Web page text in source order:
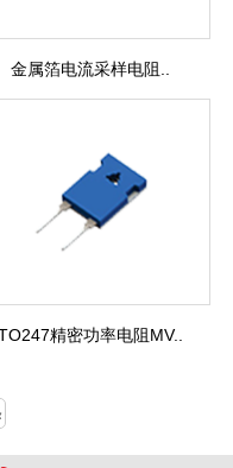
金属箔电流采样电阻..
精密功率电阻MV..